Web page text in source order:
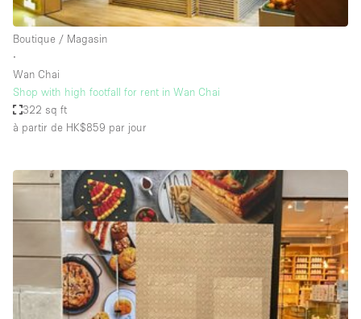
Salle de Conférence
Salle de Réunion
Salon / Festival
Salon Beauté / Coiffure
Studio Photo / Tournage
Caractéristiques de l'espace
Accès aux handicapés
Air conditionné
Animals Friendly
Boutique / Magasin
∙
Wan Chai
Shop with high footfall for rent in Wan Chai
322 sq ft
à partir de HK$859 par jour